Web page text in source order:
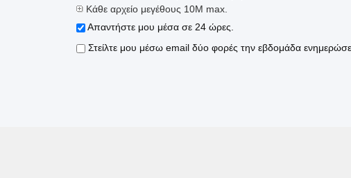
Κάθε αρχείο μεγέθους 10M max.
Απαντήστε μου μέσα σε 24 ώρες.
Στείλτε μου μέσω email δύο φορές την εβδομάδα